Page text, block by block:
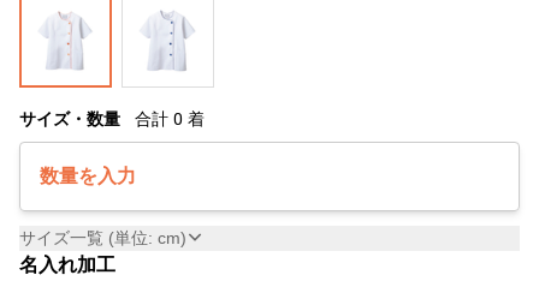
サイズ・数量 合計 0 着
数量を入力
サイズ一覧 (単位: cm)
名入れ加工